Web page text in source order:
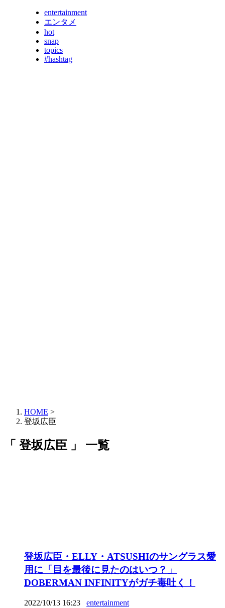
entertainment
エンタメ
hot
snap
topics
#hashtag
HOME >
登坂広臣
「 登坂広臣 」 一覧
登坂広臣・ELLY・ATSUSHIのサングラス愛
用に「目を最後に見たのはいつ？」
DOBERMAN INFINITYがガチ毒吐く！
2022/10/13 16:23 entertainment